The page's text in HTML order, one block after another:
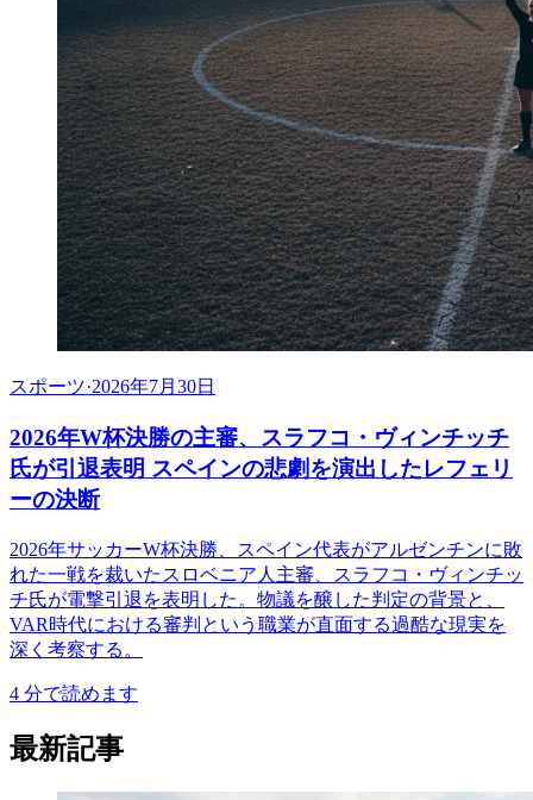
スポーツ·2026年7月30日
2026年W杯決勝の主審、スラフコ・ヴィンチッチ
氏が引退表明 スペインの悲劇を演出したレフェリ
ーの決断
2026年サッカーW杯決勝、スペイン代表がアルゼンチンに敗
れた一戦を裁いたスロベニア人主審、スラフコ・ヴィンチッ
チ氏が電撃引退を表明した。物議を醸した判定の背景と、
VAR時代における審判という職業が直面する過酷な現実を
深く考察する。
4 分で読めます
最新記事